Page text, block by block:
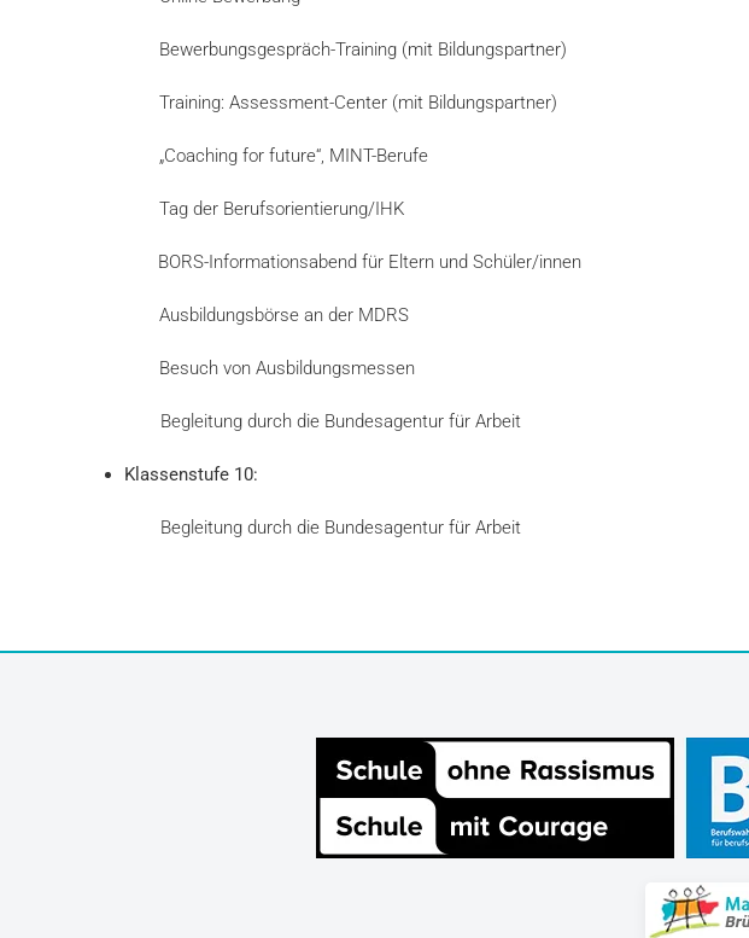
Bewerbungsgespräch-Training (mit Bildungspartner)
Training: Assessment-Center (mit Bildungspartner)
„Coaching for future“, MINT-Berufe
Tag der Berufsorientierung/IHK
BORS-Informationsabend für Eltern und Schüler/innen
Ausbildungsbörse an der MDRS
Besuch von Ausbildungsmessen
Begleitung durch die Bundesagentur für Arbeit
Klassenstufe 10:
Begleitung durch die Bundesagentur für Arbeit